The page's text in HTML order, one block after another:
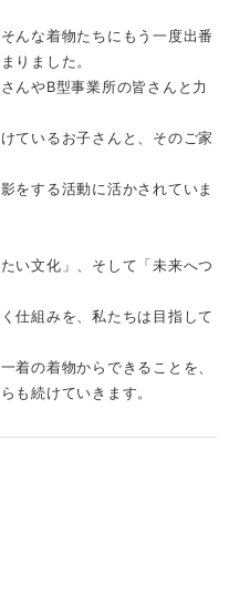
んな着物たちにもう一度出番
りました。
んやB型事業所の皆さんと力
ているお子さんと、そのご家
をする活動に活かされていま
い文化」、そして「未来へつ
仕組みを、私たちは目指して
着の着物からできることを、
も続けていきます。